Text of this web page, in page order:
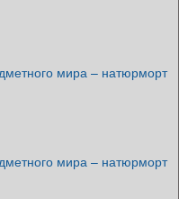
мира – натюрморт
мира – натюрморт